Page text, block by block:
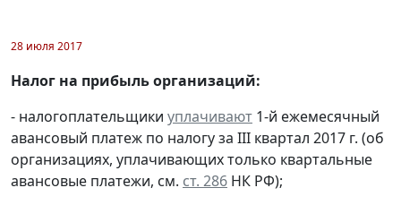
28 июля 2017
Налог на прибыль организаций:
- налогоплательщики уплачивают 1-й ежемесячный
авансовый платеж по налогу за III квартал 2017 г. (об
организациях, уплачивающих только квартальные
авансовые платежи, см. ст. 286 НК РФ);